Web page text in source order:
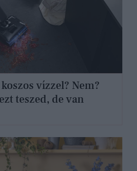
vízzel? Nem?
teszed, de van